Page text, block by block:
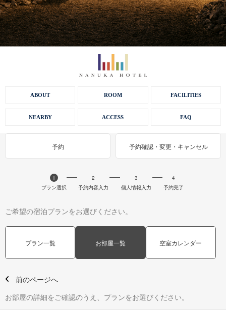
ABOUT ROOM FACILITIES
NEARBY ACCESS FAQ
予約 予約確認・変更・キャンセル
1
プラン選択
2
予約内容入力
3
個人情報入力
4
予約完了
ご希望の宿泊プランをお選びください。
プラン一覧 お部屋一覧 空室カレンダー
前のページへ
お部屋の詳細をご確認のうえ、プランをお選びください。